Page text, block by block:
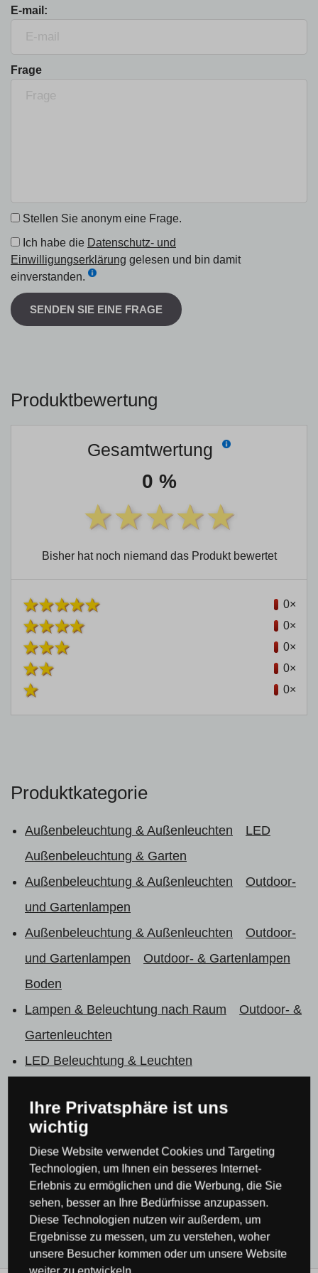
E-mail:
Frage
Stellen Sie anonym eine Frage.
Ich habe die Datenschutz- und
Einwilligungserklärung gelesen und bin damit
einverstanden.
SENDEN SIE EINE FRAGE
Produktbewertung
Gesamtwertung
0 %
Bisher hat noch niemand das Produkt bewertet
0×
0×
0×
0×
0×
Produktkategorie
Außenbeleuchtung & Außenleuchten
LED
Außenbeleuchtung & Garten
Außenbeleuchtung & Außenleuchten
Outdoor-
und Gartenlampen
Außenbeleuchtung & Außenleuchten
Outdoor-
und Gartenlampen
Outdoor- & Gartenlampen
Boden
Lampen & Beleuchtung nach Raum
Outdoor- &
Gartenleuchten
LED Beleuchtung & Leuchten
Außenleuchten
Außenbeleuchtung Lutec
Alle Produkte
Außenbeleuchtung & Außenleuchten
Beleuchtung rund um den Pool
Ihre Privatsphäre ist uns
wichtig
Diese Website verwendet Cookies und Targeting
Technologien, um Ihnen ein besseres Internet-
Erlebnis zu ermöglichen und die Werbung, die Sie
sehen, besser an Ihre Bedürfnisse anzupassen.
Diese Technologien nutzen wir außerdem, um
Ergebnisse zu messen, um zu verstehen, woher
unsere Besucher kommen oder um unsere Website